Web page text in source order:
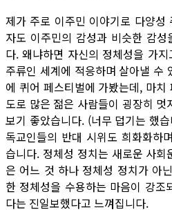
제가 주로 이주민 이야기로 다양성
자도 이주민의 감성과 비슷한 감
다. 왜냐하면 자신의 정체성을 가
주류인 세계에 적응하며 살아낼 수
에 퀴어 페스티벌에 가봤는데, 마
도로 많은 젊은 사람들이 굉장히
보기 좋았습니다. (너무 덥기는 했
독교인들의 반대 시위도 희화화하
습니다. 정체성 정치는 새로운 사
은 어느 것 하나 정체성 정치가 아
한 정체성을 수용하는 마음이 강조
다는 진일보했다고 느껴집니다.